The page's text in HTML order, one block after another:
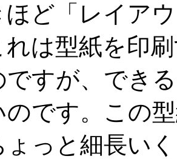
ど「レイア
れは型紙を印
ですが、でき
のです。この
ょっと細長い